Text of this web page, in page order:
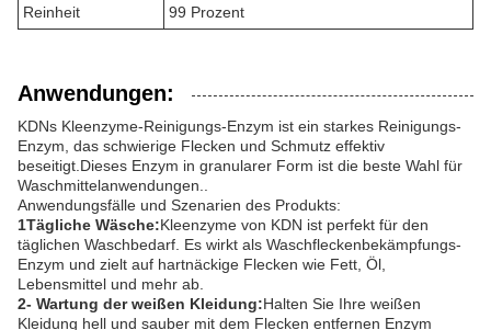
Reinheit
99 Prozent
Anwendungen:
KDNs Kleenzyme-Reinigungs-Enzym ist ein starkes Reinigungs-
Enzym, das schwierige Flecken und Schmutz effektiv
beseitigt.Dieses Enzym in granularer Form ist die beste Wahl für
Waschmittelanwendungen..
Anwendungsfälle und Szenarien des Produkts:
1Tägliche Wäsche:Kleenzyme von KDN ist perfekt für den
täglichen Waschbedarf. Es wirkt als Waschfleckenbekämpfungs-
Enzym und zielt auf hartnäckige Flecken wie Fett, Öl,
Lebensmittel und mehr ab.
2- Wartung der weißen Kleidung:Halten Sie Ihre weißen
Kleidung hell und sauber mit dem Flecken entfernen Enzym